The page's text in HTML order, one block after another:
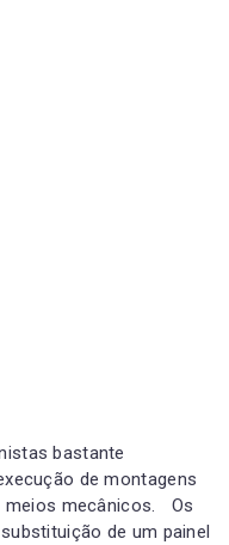
bastante
de montagens
meios mecânicos. Os
de um painel